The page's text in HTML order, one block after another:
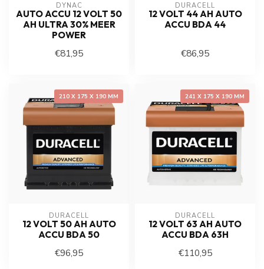
DYNAC
AUTO ACCU 12 VOLT 50
AH ULTRA 30% MEER
POWER
€81,95
DURACELL
12 VOLT 44 AH AUTO
ACCU BDA 44
€86,95
210 X 175 X 190 MM
DURACELL
12 VOLT 50 AH AUTO
ACCU BDA 50
€96,95
241 X 175 X 190 MM
DURACELL
12 VOLT 63 AH AUTO
ACCU BDA 63H
€110,95